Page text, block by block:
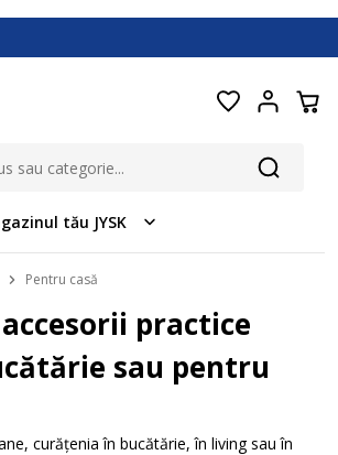
tău JYSK
Pentru casă
practice
sau pentru
curățenia în bucătărie, în living sau în